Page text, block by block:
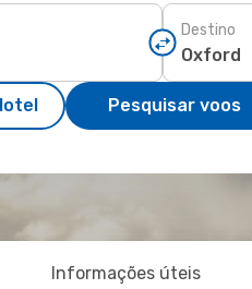
Destino
Pesquisar voos
Informações úteis